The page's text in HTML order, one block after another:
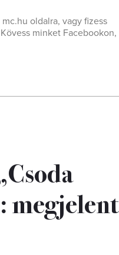
oldalra, vagy fizess
minket Facebookon,
megjelent